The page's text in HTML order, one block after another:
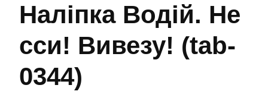
Наліпка Водій. Не
сси! Вивезу! (tab-
0344)